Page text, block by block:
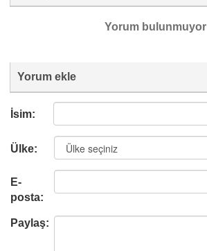
Yorum bulunmuyor
Yorum ekle
İsim:
Ülke:
E-
posta:
Paylaş: